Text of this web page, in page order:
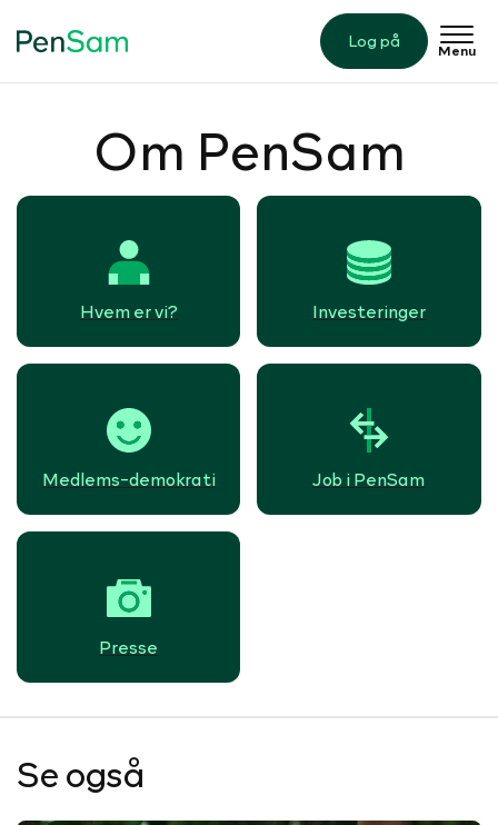
Log på Menu
Om PenSam
Hvem er vi? Investeringer
Medlems-demokrati Job i PenSam
Presse
Se også